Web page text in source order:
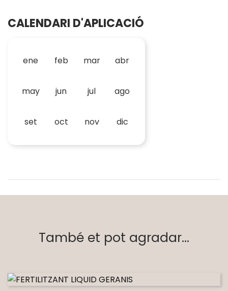
CALENDARI D'APLICACIÓ
ene feb mar abr
may jun jul ago
set oct nov dic
També et pot agradar...